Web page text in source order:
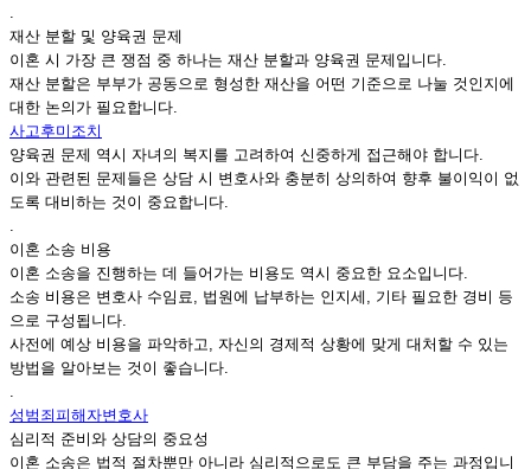
.
재산 분할 및 양육권 문제
이혼 시 가장 큰 쟁점 중 하나는 재산 분할과 양육권 문제입니다.
재산 분할은 부부가 공동으로 형성한 재산을 어떤 기준으로 나눌 것인지에
대한 논의가 필요합니다.
사고후미조치
양육권 문제 역시 자녀의 복지를 고려하여 신중하게 접근해야 합니다.
이와 관련된 문제들은 상담 시 변호사와 충분히 상의하여 향후 불이익이 없
도록 대비하는 것이 중요합니다.
.
이혼 소송 비용
이혼 소송을 진행하는 데 들어가는 비용도 역시 중요한 요소입니다.
소송 비용은 변호사 수임료, 법원에 납부하는 인지세, 기타 필요한 경비 등
으로 구성됩니다.
사전에 예상 비용을 파악하고, 자신의 경제적 상황에 맞게 대처할 수 있는
방법을 알아보는 것이 좋습니다.
.
성범죄피해자변호사
심리적 준비와 상담의 중요성
이혼 소송은 법적 절차뿐만 아니라 심리적으로도 큰 부담을 주는 과정입니